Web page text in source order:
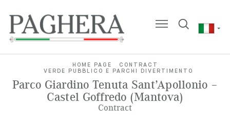
HOME PAGE
CONTRACT
VERDE PUBBLICO E PARCHI DIVERTIMENTO
Parco Giardino Tenuta Sant’Apollonio –
Castel Goffredo (Mantova)
Contract